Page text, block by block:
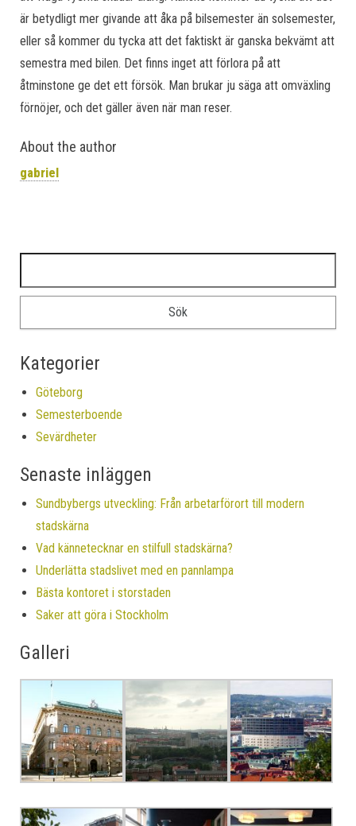
är betydligt mer givande att åka på bilsemester än solsemester,
eller så kommer du tycka att det faktiskt är ganska bekvämt att
semestra med bilen. Det finns inget att förlora på att
åtminstone ge det ett försök. Man brukar ju säga att omväxling
förnöjer, och det gäller även när man reser.
About the author
gabriel
Kategorier
Göteborg
Semesterboende
Sevärdheter
Senaste inläggen
Sundbybergs utveckling: Från arbetarförort till modern
stadskärna
Vad kännetecknar en stilfull stadskärna?
Underlätta stadslivet med en pannlampa
Bästa kontoret i storstaden
Saker att göra i Stockholm
Galleri